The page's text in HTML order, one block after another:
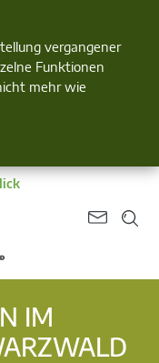
vergangener
Funktionen
mehr wie
IM